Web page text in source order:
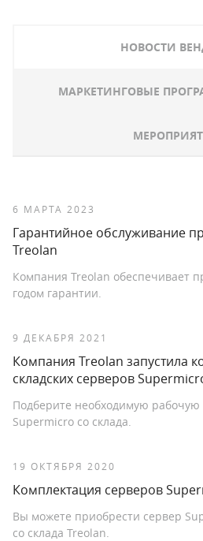
НОВОСТИ
МАРКЕТИНГОВЫЕ
6 МАРТА 2023
Гарантийное обслуживание
Treolan
Компания Treolan обеспечивает
годом гарантии.
9 ДЕКАБРЯ 2021
Компания Treolan запустила
складских серверов
Подберите необходимую
Supermicro со склада.
19 ОКТЯБРЯ 2020
Комплектация серверов
Вы можете приобрести сервер
со склада Treolan.